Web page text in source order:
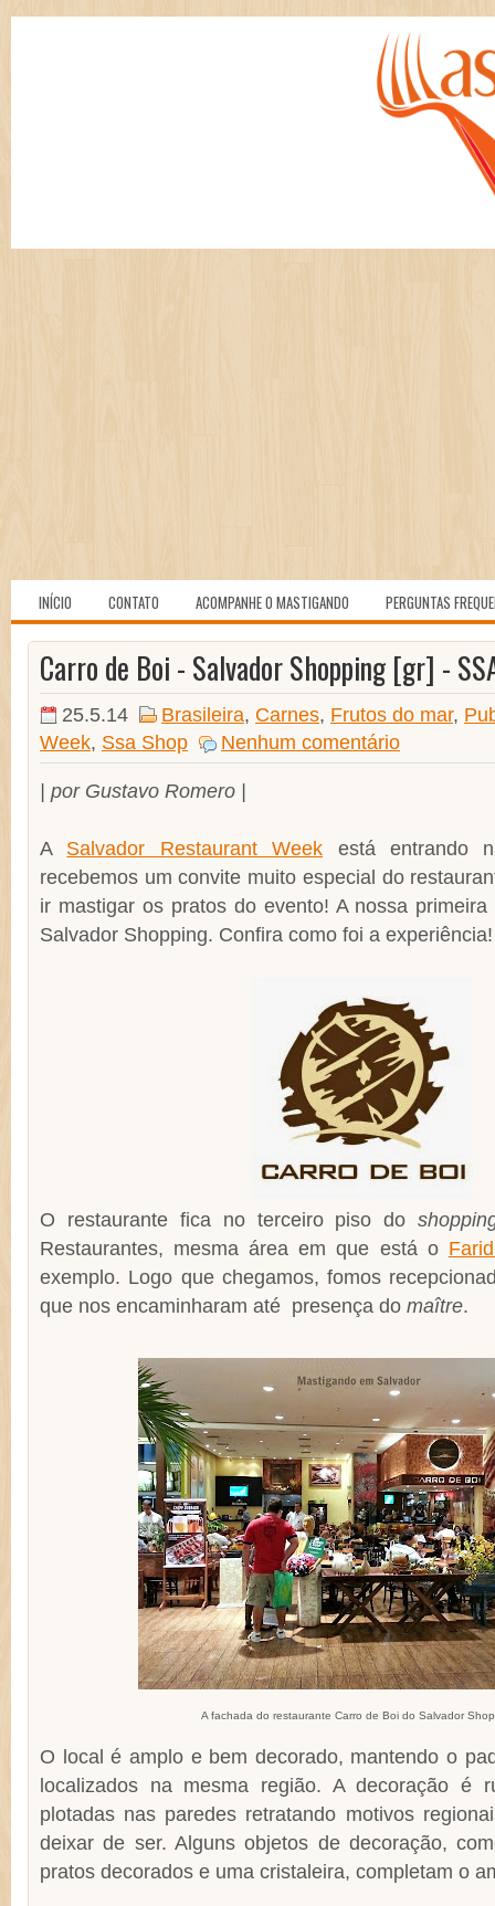
INÍCIO CONTATO ACOMPANHE O MASTIGANDO PERGUNTAS
Carro de Boi - Salvador Shopping [gr] -
25.5.14 Brasileira, Carnes, Frutos do mar,
Week, Ssa Shop Nenhum comentário
| por Gustavo Romero |
A Salvador Restaurant Week está entrando
recebemos um convite muito especial do
ir mastigar os pratos do evento! A nossa
Salvador Shopping. Confira como foi a experiência!
O restaurante fica no terceiro piso do
Restaurantes, mesma área em que está o
exemplo. Logo que chegamos, fomos
que nos encaminharam até presença do maître.
A fachada do restaurante Carro de Boi do Salvador
O local é amplo e bem decorado, mantendo o
localizados na mesma região. A decoração é
plotadas nas paredes retratando motivos
deixar de ser. Alguns objetos de decoração,
pratos decorados e uma cristaleira, completam o